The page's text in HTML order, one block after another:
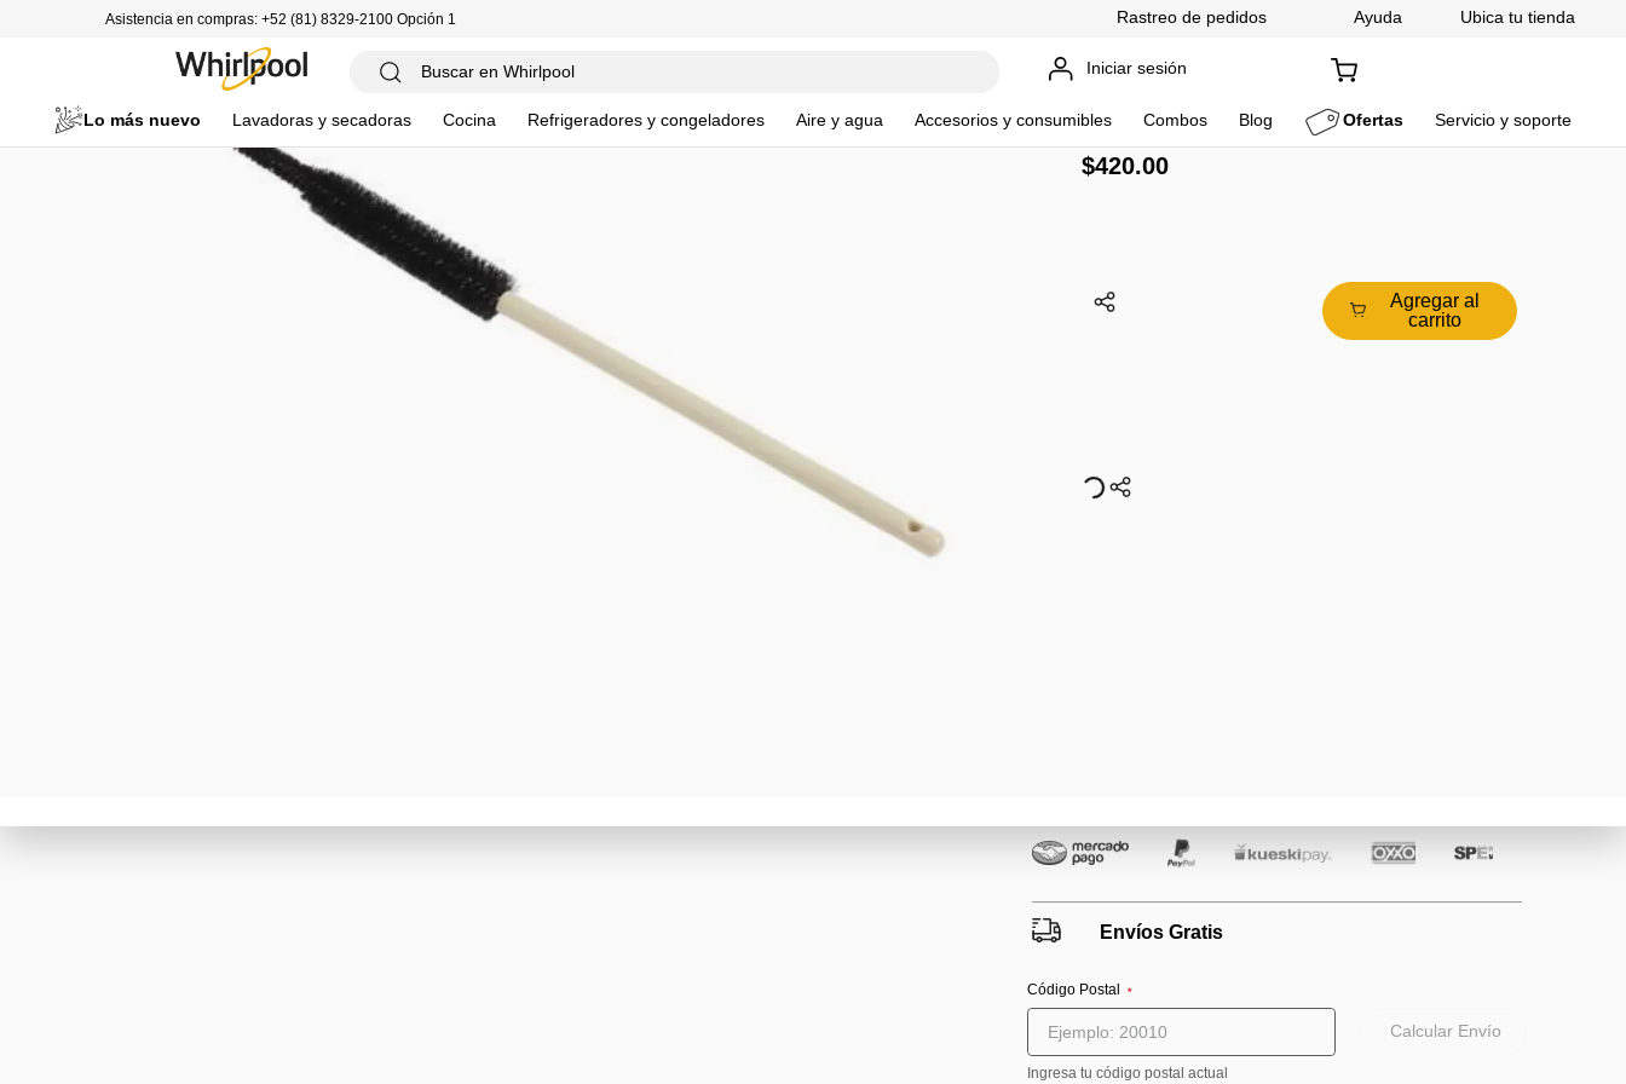
Asistencia en compras: +52 (81) 8329-2100 Opción 1 Rastreo de pedidos Ayuda Ubica tu tienda
Iniciar sesión
Lo más nuevo Lavadoras y secadoras Cocina Refrigeradores y congeladores Aire y agua Accesorios y consumibles Combos Blog Ofertas Servicio y soporte
$420.00
Agregar al
carrito
Envíos Gratis
Código Postal ⋆
Ingresa tu código postal actual
Calcular Envío